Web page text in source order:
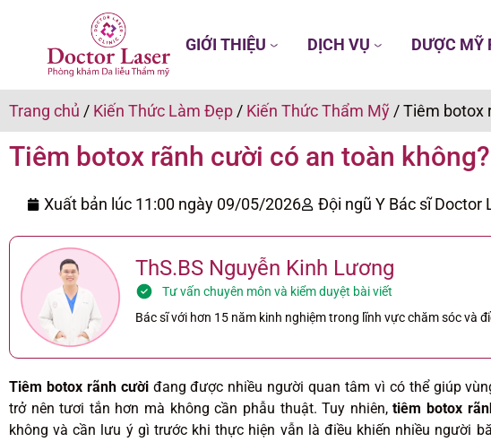
GIỚI THIỆU DỊCH VỤ DƯỢC MỸ
Trang chủ / Kiến Thức Làm Đẹp / Kiến Thức Thẩm Mỹ /Tiêm botox
Tiêm botox rãnh cười có an toàn không?
Xuất bản lúc 11:00 ngày 09/05/2026 Đội ngũ Y Bác sĩ Doctor
ThS.BS Nguyễn Kinh Lương
Tư vấn chuyên môn và kiểm duyệt bài viết
Bác sĩ với hơn 15 năm kinh nghiệm trong lĩnh vực chăm sóc và
Tiêm botox rãnh cườiđang được nhiều người quan tâm vì có thể giúp
trở nên tươi tắn hơn mà không cần phẫu thuật. Tuy nhiên,tiêm botox
không và cần lưu ý gì trước khi thực hiện vẫn là điều khiến nhiều người